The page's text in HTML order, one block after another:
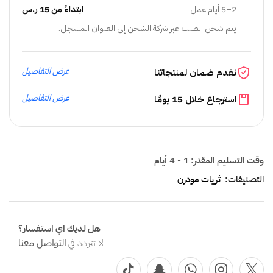
2–5 أيام عمل
ابتداءً من 15 ر.س
يتم شحن الطلب عبر شركة الشحن إلى العنوان المسجل.
نقدم ضمان لمنتجاتنا عرض التفاصيل
استرجاع خلال 15 يومًا عرض التفاصيل
وقت التسليم المقدر:1 - 4 أيام
التصنيفات: ثريات مودرن
هل لديك اي استفسار؟
لا تتردد فيالتواصل معنا